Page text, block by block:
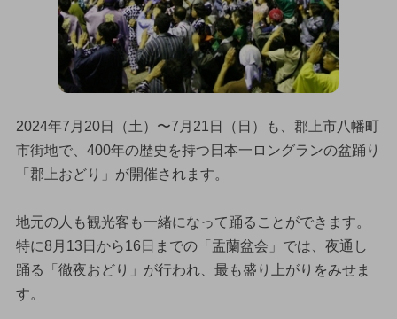
2024年7月20日（土）〜7月21日（日）も、郡上市八幡町
市街地で、400年の歴史を持つ日本一ロングランの盆踊り
「郡上おどり」が開催されます。
地元の人も観光客も一緒になって踊ることができます。
特に8月13日から16日までの「盂蘭盆会」では、夜通し
踊る「徹夜おどり」が行われ、最も盛り上がりをみせま
す。